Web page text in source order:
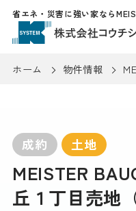
省エネ・災害に強い家なら
ホーム 物件情報
成約 土地
MEISTER
丘１丁目売地